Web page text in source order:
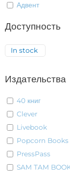
Адвент
Доступность
In stock
Издательства
40 книг
Clever
Livebook
Popcorn Books
PressPass
SAM TAM